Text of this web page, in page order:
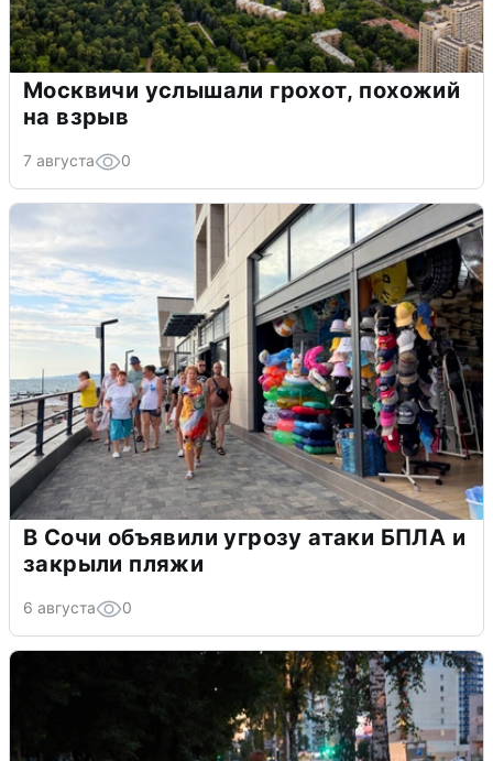
Москвичи услышали грохот, похожий
на взрыв
7 августа 0
В Сочи объявили угрозу атаки БПЛА и
закрыли пляжи
6 августа 0